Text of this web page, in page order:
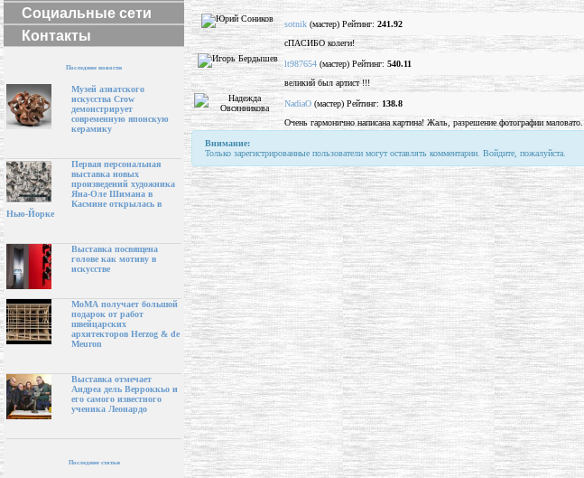
Социальные сети
Контакты
Последние новости
Музей азиатского
искусства Crow
демонстрирует
современную японскую
керамику
Первая персональная
выставка новых
произведений художника
Яна-Оле Шимана в
Касмине открылась в
Нью-Йорке
Выставка посвящена
голове как мотиву в
искусстве
МоМА получает большой
подарок от работ
швейцарских
архитекторов Herzog & de
Meuron
Выставка отмечает
Андреа дель Верроккьо и
его самого известного
ученика Леонардо
Последние статьи
sotnik (мастер) Рейтинг: 241.92
сПАСИБО колеги!
lt987654 (мастер) Рейтинг: 540.11
великий был артист !!!
NadiaO (мастер) Рейтинг: 138.8
Очень гармонично написана картина! Жаль, разрешение фотографии маловато.
Внимание:
Только зарегистрированные пользователи могут оставлять комментарии. Войдите, пожалуйста.